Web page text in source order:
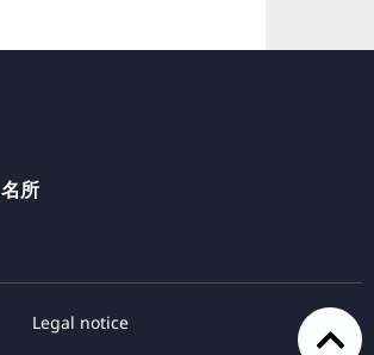
名所
Legal notice